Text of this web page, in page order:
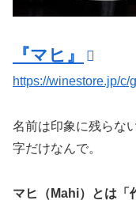
『マヒ』
https://winestore.jp/
名前は印象に残らな
字だけなんで。
マヒ（Mahi）とは「